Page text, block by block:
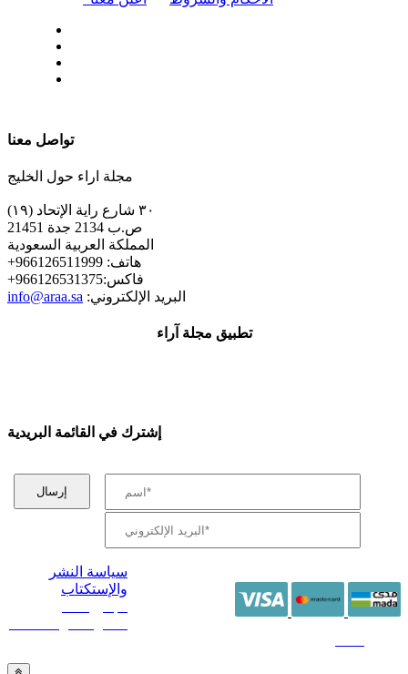
تواصل معنا
مجلة اراء حول الخليج
٣٠ شارع راية الإتحاد (١٩)
ص.ب 2134 جدة 21451
المملكة العربية السعودية
+هاتف: 966126511999
+فاكس:966126531375
info@araa.sa :البريد الإلكتروني
تطبيق مجلة آراء
إشترك في القائمة البريدية
سياسة النشر
والإستكتاب